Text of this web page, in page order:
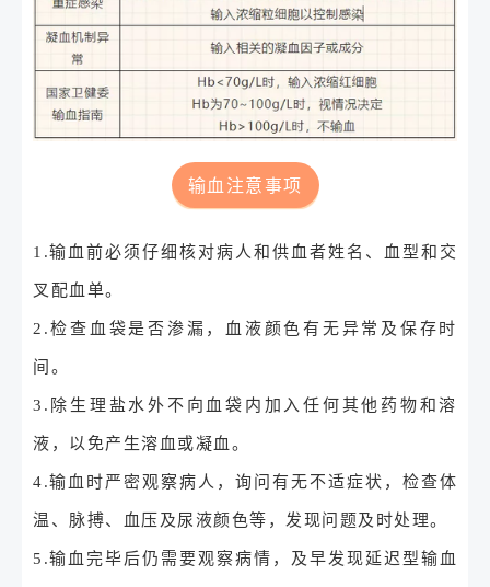
输血注意事项
1.输血前必须仔细核对病人和供血者姓名、血型和交
叉配血单。
2.检查血袋是否渗漏，血液颜色有无异常及保存时
间。
3.除生理盐水外不向血袋内加入任何其他药物和溶
液，以免产生溶血或凝血。
4.输血时严密观察病人，询问有无不适症状，检查体
温、脉搏、血压及尿液颜色等，发现问题及时处理。
5.输血完毕后仍需要观察病情，及早发现延迟型输血